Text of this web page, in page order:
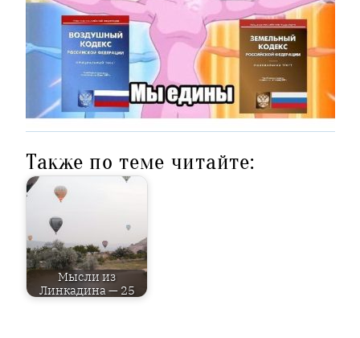
Также по теме читайте:
Мысли из
Линкадина — 25